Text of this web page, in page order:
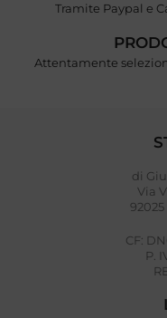
Tramite Paypal e
Attentamente
di
Via
CF:
P.